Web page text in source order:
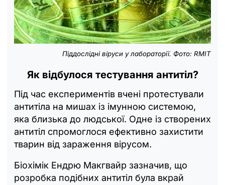
Піддослідні віруси у лабораторії. Фото: RMIT
Як відбулося тестування антитіл?
Під час експериментів вчені протестували
антитіла на мишах із імунною системою,
яка близька до людської. Одне із створених
антитіл спромоглося ефективно захистити
тварин від зараження вірусом.
Біохімік Ендрю Макгвайр зазначив, що
розробка подібних антитіл була вкрай